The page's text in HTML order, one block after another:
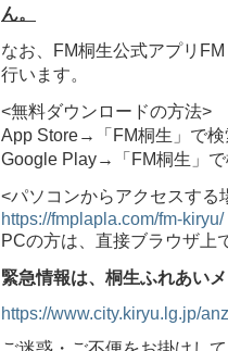
ん。
なお、FM桐生公式アプリ
行います。
<無料ダウンロードの方法>
App Store→「FM桐生」で検
Google Play→「FM桐生」
<パソコンからアクセスする
https://fmplapla.com/fm-kiryu/
PCの方は、直接ブラウザ上
緊急情報は、桐生ふれあい
https://www.city.kiryu.lg.jp/